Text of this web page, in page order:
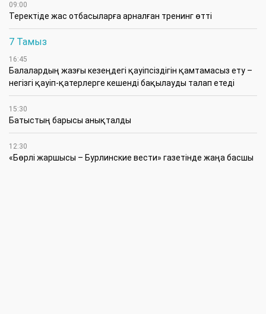
09:00
​Теректіде жас отбасыларға арналған тренинг өтті
7 Тамыз
16:45
Балалардың жазғы кезеңдегі қауіпсіздігін қамтамасыз ету –
негізгі қауіп-қатерлерге кешенді бақылауды талап етеді
15:30
Батыстың барысы анықталды
12:30
«Бөрлі жаршысы – Бурлинские вести» газетінде жаңа басшы